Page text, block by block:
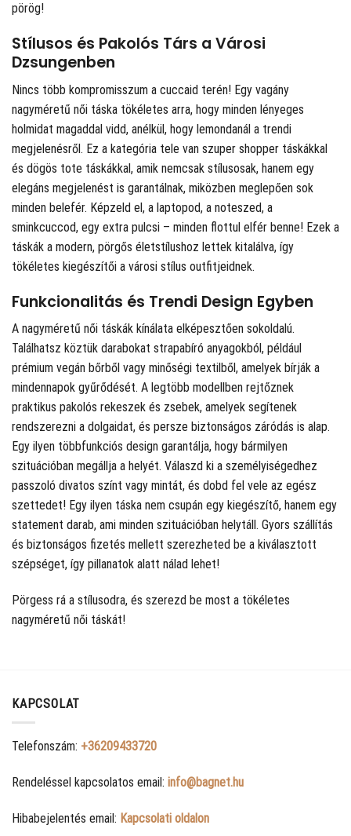
pörög!
Stílusos és Pakolós Társ a Városi
Dzsungenben
Nincs több kompromisszum a cuccaid terén! Egy vagány
nagyméretű női táska tökéletes arra, hogy minden lényeges
holmidat magaddal vidd, anélkül, hogy lemondanál a trendi
megjelenésről. Ez a kategória tele van szuper shopper táskákkal
és dögös tote táskákkal, amik nemcsak stílusosak, hanem egy
elegáns megjelenést is garantálnak, miközben meglepően sok
minden belefér. Képzeld el, a laptopod, a noteszed, a
sminkcuccod, egy extra pulcsi – minden flottul elfér benne! Ezek a
táskák a modern, pörgős életstílushoz lettek kitalálva, így
tökéletes kiegészítői a városi stílus outfitjeidnek.
Funkcionalitás és Trendi Design Egyben
A nagyméretű női táskák kínálata elképesztően sokoldalú.
Találhatsz köztük darabokat strapabíró anyagokból, például
prémium vegán bőrből vagy minőségi textilből, amelyek bírják a
mindennapok gyűrődését. A legtöbb modellben rejtőznek
praktikus pakolós rekeszek és zsebek, amelyek segítenek
rendszerezni a dolgaidat, és persze biztonságos záródás is alap.
Egy ilyen többfunkciós design garantálja, hogy bármilyen
szituációban megállja a helyét. Válaszd ki a személyiségedhez
passzoló divatos színt vagy mintát, és dobd fel vele az egész
szettedet! Egy ilyen táska nem csupán egy kiegészítő, hanem egy
statement darab, ami minden szituációban helytáll. Gyors szállítás
és biztonságos fizetés mellett szerezheted be a kiválasztott
szépséget, így pillanatok alatt nálad lehet!
Pörgess rá a stílusodra, és szerezd be most a tökéletes
nagyméretű női táskát!
KAPCSOLAT
Telefonszám: +36209433720
Rendeléssel kapcsolatos email: info@bagnet.hu
Hibabejelentés email: Kapcsolati oldalon